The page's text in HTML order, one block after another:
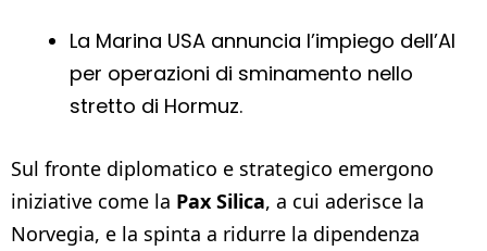
La Marina USA annuncia l’impiego dell’AI
per operazioni di sminamento nello
stretto di Hormuz.
Sul fronte diplomatico e strategico emergono
iniziative come la Pax Silica, a cui aderisce la
Norvegia, e la spinta a ridurre la dipendenza